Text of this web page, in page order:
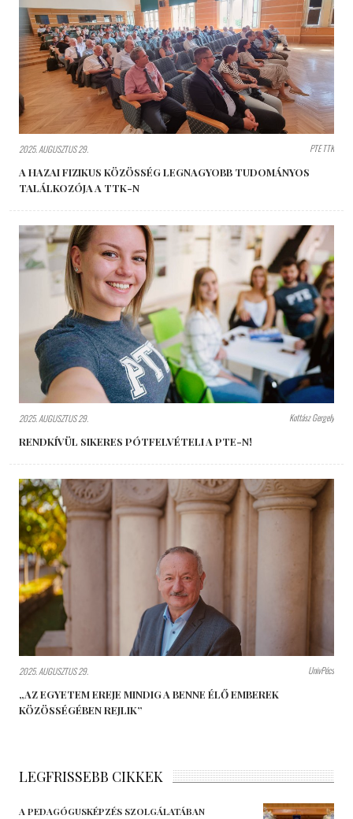
2025. AUGUSZTUS 29. PTE TTK
A HAZAI FIZIKUS KÖZÖSSÉG LEGNAGYOBB TUDOMÁNYOS
TALÁLKOZÓJA A TTK-N
2025. AUGUSZTUS 29. Kottász Gergely
RENDKÍVÜL SIKERES PÓTFELVÉTELI A PTE-N!
2025. AUGUSZTUS 29. UnivPécs
„AZ EGYETEM EREJE MINDIG A BENNE ÉLŐ EMBEREK
KÖZÖSSÉGÉBEN REJLIK”
LEGFRISSEBB CIKKEK
A PEDAGÓGUSKÉPZÉS SZOLGÁLATÁBAN